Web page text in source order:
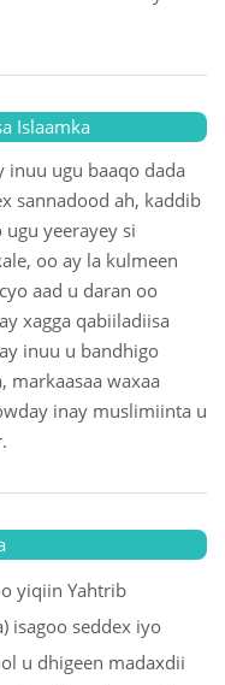
Islaamka
inuu ugu baaqo dada
sannadood ah, kaddib
yeerayey si
oo ay la kulmeen
aad u daran oo
xagga qabiiladiisa
inuu u bandhigo
markaasaa waxaa
inay muslimiinta u
yiqiin Yahtrib
isagoo seddex iyo
u dhigeen madaxdii